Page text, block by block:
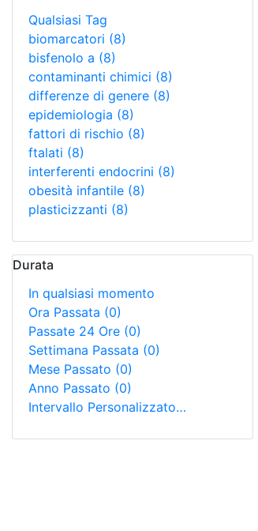
Qualsiasi Tag
biomarcatori (8)
bisfenolo a (8)
contaminanti chimici (8)
differenze di genere (8)
epidemiologia (8)
fattori di rischio (8)
ftalati (8)
interferenti endocrini (8)
obesità infantile (8)
plasticizzanti (8)
Durata
In qualsiasi momento
Ora Passata (0)
Passate 24 Ore (0)
Settimana Passata (0)
Mese Passato (0)
Anno Passato (0)
Intervallo Personalizzato…